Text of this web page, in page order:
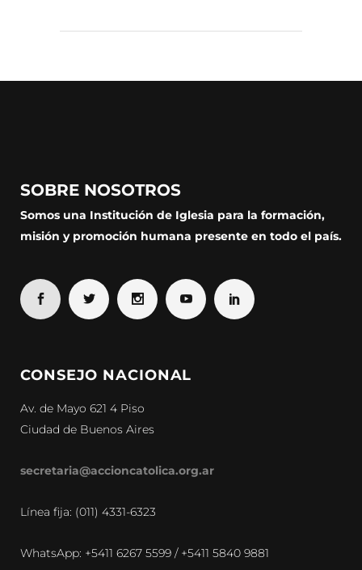
SOBRE NOSOTROS
Somos una Institución de Iglesia para la formación,
misión y promoción humana presente en todo el país.
CONSEJO NACIONAL
Av. de Mayo 621 4 Piso
Ciudad de Buenos Aires
secretaria@accioncatolica.org.ar
Línea fija: (011) 4331-6323
WhatsApp: +5411 6267 5599 / +5411 5840 9881